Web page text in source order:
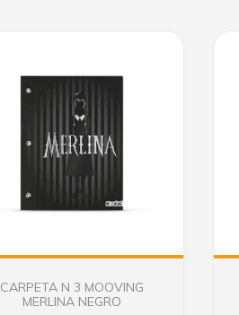
CARPETA N 3 MOOVING
MERLINA NEGRO